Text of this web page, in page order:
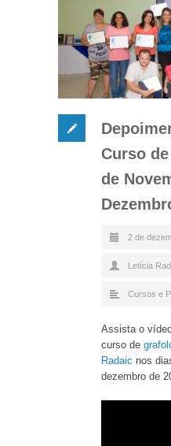
Curso
de
2 de
Letícia
Cursos e
Assista o
curso de
Radaic nos
dezembro de